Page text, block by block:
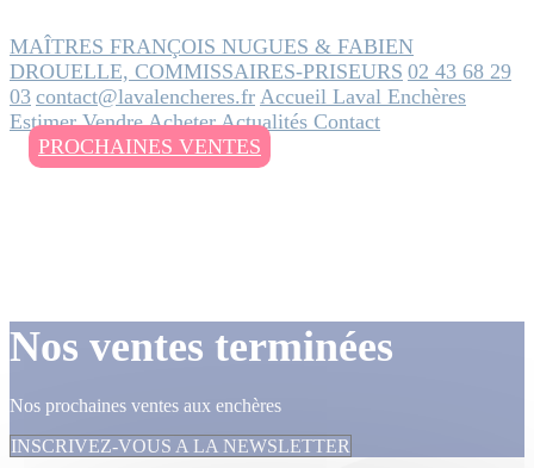
MAÎTRES FRANÇOIS NUGUES & FABIEN
DROUELLE, COMMISSAIRES-PRISEURS 02 43 68 29
03 contact@lavalencheres.fr Accueil Laval Enchères
EstimerVendreAcheterActualités Contact
PROCHAINES VENTES
Nos ventes terminées
Nos prochaines ventes aux enchères
INSCRIVEZ-VOUS A LA NEWSLETTER